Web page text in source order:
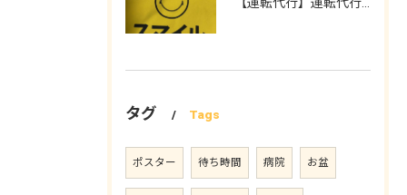
タグ Tags
ポスター 待ち時間 病院 お盆